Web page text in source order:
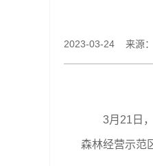
2023-03-24 来源
3月21日
森林经营示范